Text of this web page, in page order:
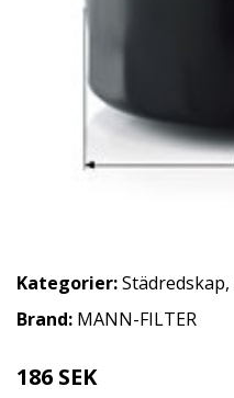
Kategorier:Städredskap,
Brand: MANN-FILTER
186 SEK